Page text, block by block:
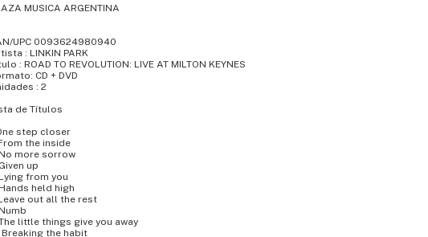
MUSICA ARGENTINA
UPC 0093624980940
: LINKIN PARK
: ROAD TO REVOLUTION: LIVE AT MILTON KEYNES
CD + DVD
: 2
de Títulos
step closer
the inside
more sorrow
up
from you
held high
out all the rest
little things give you away
Breaking the habit